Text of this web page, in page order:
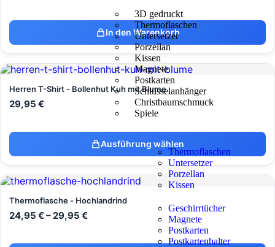
3D gedruckt
Thermoflaschen
Untersetzer
Porzellan
Kissen
Magnete
Postkarten
Schlüsselanhänger
Christbaumschmuck
Spiele
Thermoflaschen
Untersetzer
Porzellan
Kissen
Geschirrtücher
Magnete
Postkarten
Postkartenhalter
In den Warenkorb
Herren T-Shirt - Bollenhut Kuh mit Blume
29,95 €
Ausführung wählen
Thermoflasche - Hochlandrind
24,95 €–29,95 €